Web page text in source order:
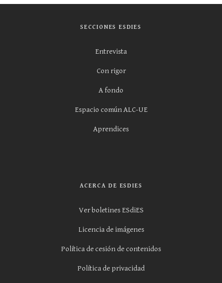
SECCIONES ESDIES
Entrevista
Con rigor
A fondo
Espacio común ALC-UE
Aprendices
ACERCA DE ESDIES
Ver boletines ESdiES
Licencia de imágenes
Política de cesión de contenidos
Política de privacidad